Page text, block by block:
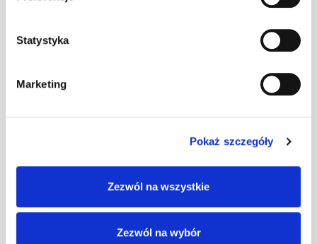
Statystyka
Marketing
Pokaż szczegóły
Zezwól na wszystkie
Zezwól na wybór
SMART Ława
BD-350/30